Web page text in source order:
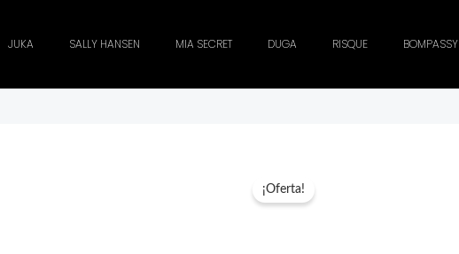
JUKA SALLY HANSEN MIA SECRET DUGA RISQUE BOMPASSY
¡Oferta!